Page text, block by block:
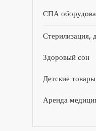
СПА
Стерилизация,
Здоровый сон
Детские товары
Аренда